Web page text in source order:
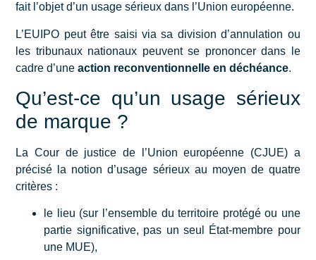
fait l’objet d’un usage sérieux dans l’Union européenne.
L’EUIPO peut être saisi via sa division d’annulation ou
les tribunaux nationaux peuvent se prononcer dans le
cadre d’uneaction reconventionnelle en déchéance.
Qu’est-ce qu’un usage sérieux
de marque ?
La Cour de justice de l’Union européenne (CJUE) a
précisé la notion d’usage sérieux au moyen de quatre
critères :
le lieu (sur l’ensemble du territoire protégé ou une
partie significative, pas un seul État-membre pour
une MUE),